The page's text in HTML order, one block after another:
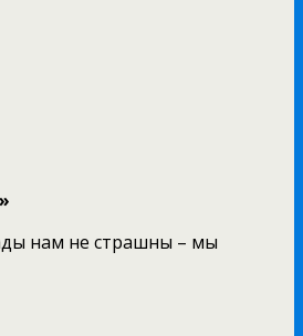
нам не страшны – мы